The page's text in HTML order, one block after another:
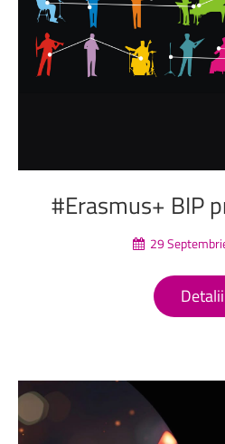
#Erasmus+ BIP
29
Detalii